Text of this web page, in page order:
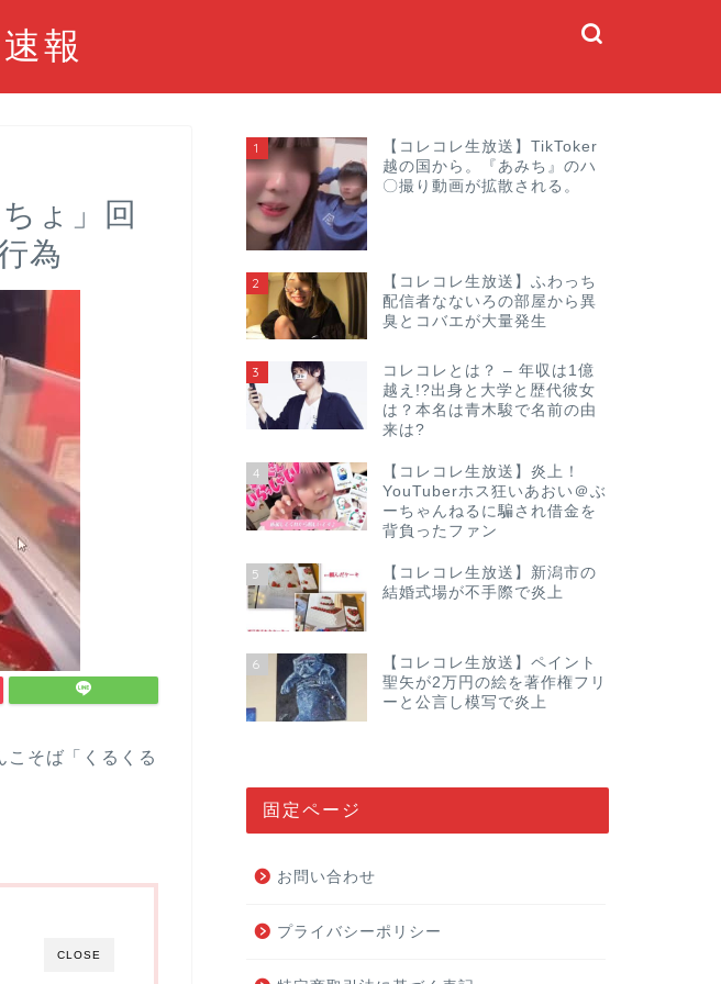
報
ょ」回
為
そば「くるくる
CLOSE
1
【コレコレ生放送】TikToker
越の国から。『あみち』のハ
〇撮り動画が拡散される。
2
【コレコレ生放送】ふわっち
配信者なないろの部屋から異
臭とコバエが大量発生
3
コレコレとは？ – 年収は1億
越え!?出身と大学と歴代彼女
は？本名は青木駿で名前の由
来は?
4
【コレコレ生放送】炎上！
YouTuberホス狂いあおい＠ぶ
ーちゃんねるに騙され借金を
背負ったファン
5
【コレコレ生放送】新潟市の
結婚式場が不手際で炎上
6
【コレコレ生放送】ペイント
聖矢が2万円の絵を著作権フリ
ーと公言し模写で炎上
固定ページ
お問い合わせ
プライバシーポリシー